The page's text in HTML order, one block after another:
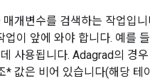
개변수를 검색하는 작업입
이 앞에 와야 합니다. 예를
사용됩니다. Adagrad의 경
* 값은 비어 있습니다(해당